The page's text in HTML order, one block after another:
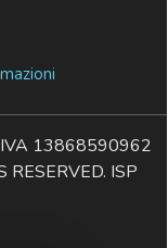
IVA 13868590962
ISP